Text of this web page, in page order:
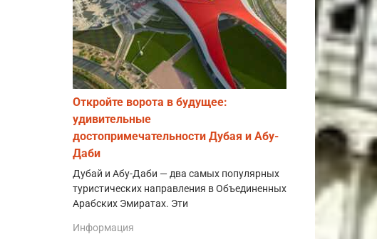
Откройте ворота в будущее:
удивительные
достопримечательности Дубая и Абу-
Даби
Дубай и Абу-Даби — два самых популярных
туристических направления в Объединенных
Арабских Эмиратах. Эти
Информация